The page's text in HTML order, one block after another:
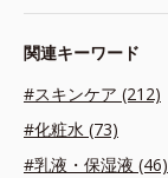
関連キーワード
#スキンケア (212)
#化粧水 (73)
#乳液・保湿液 (46)